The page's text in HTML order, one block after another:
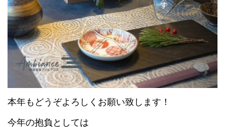
本年もどうぞよろしくお願い致します！
今年の抱負としては